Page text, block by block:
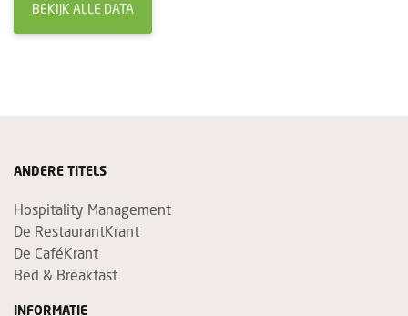
BEKIJK ALLE DATA
ANDERE TITELS
Hospitality Management
De RestaurantKrant
De CaféKrant
Bed & Breakfast
INFORMATIE